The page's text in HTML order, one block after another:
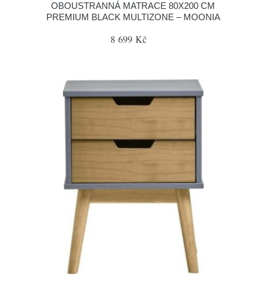
OBOUSTRANNÁ MATRACE 80X200 CM
PREMIUM BLACK MULTIZONE – MOONIA
8 699 Kč